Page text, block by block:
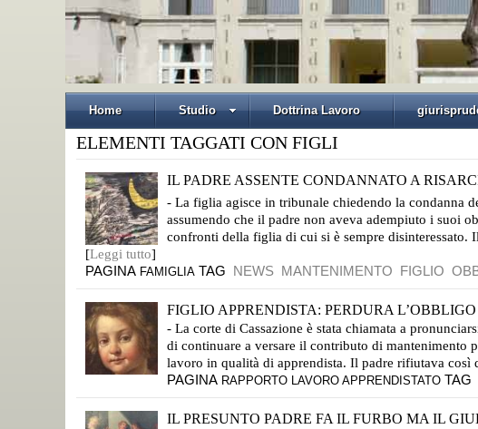
Home Studio Dottrina Lavoro
ELEMENTI TAGGATI CON FIGLI
IL PADRE ASSENTE CONDANNATO A
- La figlia agisce in tribunale chiedendo la condanna
assumendo che il padre non aveva adempiuto i suoi
confronti della figlia di cui si è sempre disinteressato.
[Leggi tutto]
PAGINA FAMIGLIA TAG NEWS MANTENIMENTO FIGLIO
FIGLIO APPRENDISTA: PERDURA
- La corte di Cassazione è stata chiamata a
di continuare a versare il contributo di mantenimento
lavoro in qualità di apprendista. Il padre rifiutava così
PAGINA RAPPORTO LAVORO APPRENDISTATO TAG
IL PRESUNTO PADRE FA IL FURBO MA IL